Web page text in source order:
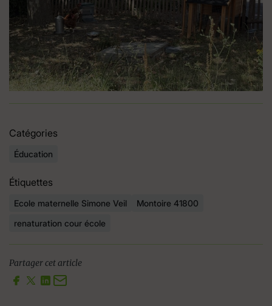
Catégories
Éducation
Étiquettes
Ecole maternelle Simone Veil
Montoire 41800
renaturation cour école
Partager cet article